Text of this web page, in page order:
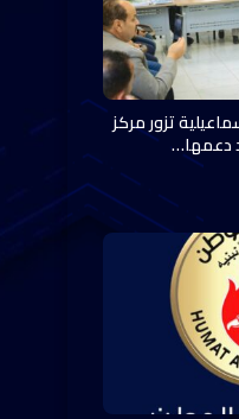
تزور مركز
دعمها…